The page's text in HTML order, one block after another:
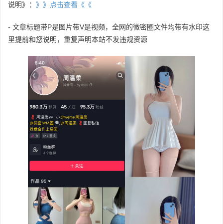
说明》： 》》点击查看《《
- 文章标题带P是图片带V是视频，全网的微密圈文件均带有水印这
里提前和您说明，重复声明本站不发违规资源